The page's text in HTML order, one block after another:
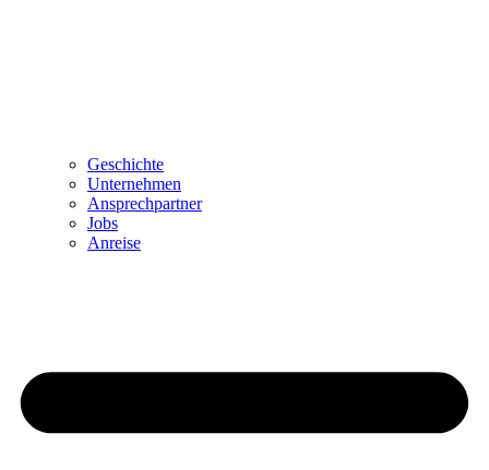
Geschichte
Unternehmen
Ansprechpartner
Jobs
Anreise